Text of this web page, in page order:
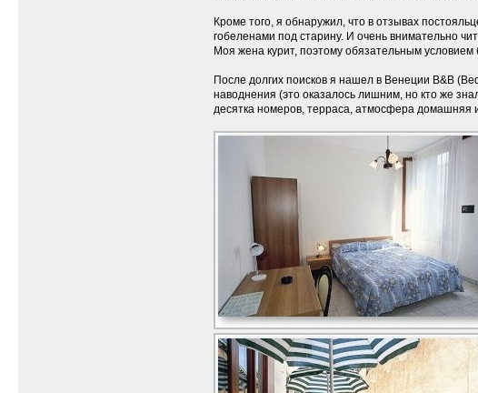
Кроме того, я обнаружил, что в отзывах
гобеленами под старину. И очень внимательно
Моя жена курит, поэтому обязательным
После долгих поисков я нашел в Венеции B&B
наводнения (это оказалось лишним, но кто же
десятка номеров, терраса, атмосфера домашняя